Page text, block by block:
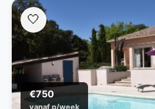
€750
vanaf p/week
🤍